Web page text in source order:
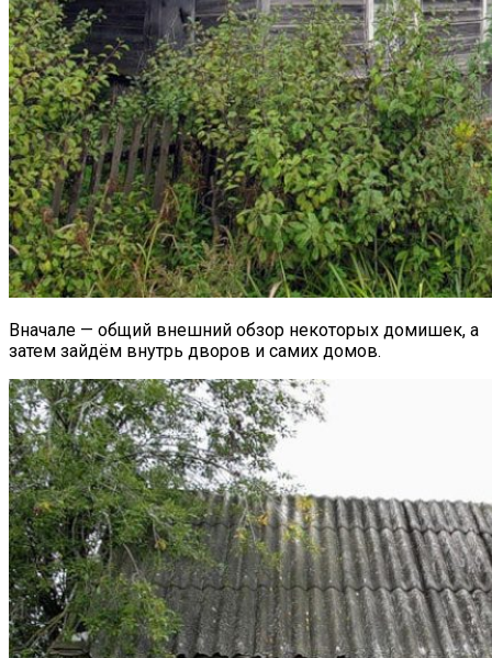
Вначале — общий внешний обзор некоторых домишек, а
затем зайдём внутрь дворов и самих домов.